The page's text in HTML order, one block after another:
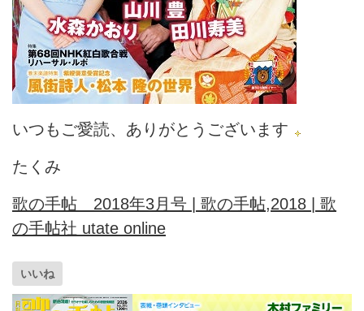
いつもご愛読、ありがとうございます
たくみ
歌の手帖 2018年3月号 | 歌の手帖,2018 | 歌
の手帖社 utate online
いいね